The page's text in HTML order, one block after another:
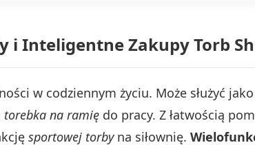
i Inteligentne Zakupy Torb
w codziennym życiu. Może służyć
torebka na ramię do pracy. Z łatwością
sportowej torbyna siłownię.